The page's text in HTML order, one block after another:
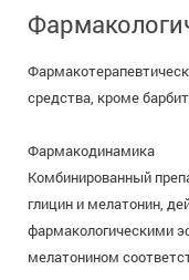
средства, кроме
Фармакодинамика
Комбинированный
глицин и мелатонин,
фармакологическими
мелатонином